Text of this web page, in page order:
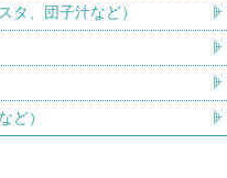
タ、団子汁など）
ど）